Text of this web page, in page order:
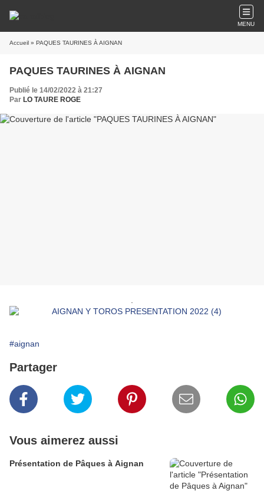
MENU
Accueil » PAQUES TAURINES À AIGNAN
PAQUES TAURINES À AIGNAN
Publié le 14/02/2022 à 21:27
Par LO TAURE ROGE
#aignan
Partager
Vous aimerez aussi
Présentation de Pâques à Aignan